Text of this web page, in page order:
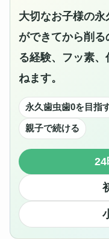
大切なお子様の
ができてから削
る経験、フッ素
ねます。
永久歯虫歯0を目指
親子で続ける
24